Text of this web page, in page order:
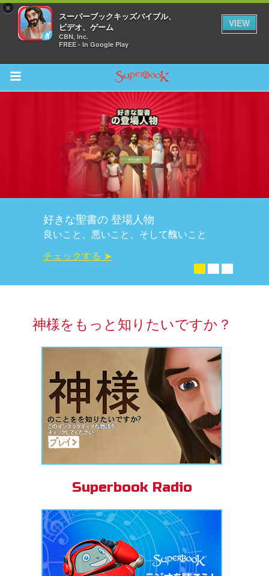
×
スーパーブックキッズバイブル、
ビデオ、ゲーム
CBN, Inc.
FREE - In Google Play
VIEW
Return to Content
好きな聖書の 登場人物
良いこと、悪いこと、そして醜いこと
チェックする ➤
神様をもっと知りたいですか？
Superbook Radio